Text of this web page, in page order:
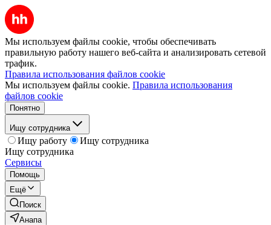
Мы используем файлы cookie, чтобы обеспечивать
правильную работу нашего веб-сайта и анализировать сетевой
трафик.
Правила использования файлов cookie
Мы используем файлы cookie. Правила использования
файлов cookie
Понятно
Ищу сотрудника
Ищу работу
Ищу сотрудника
Ищу сотрудника
Сервисы
Помощь
Ещё
Поиск
Анапа